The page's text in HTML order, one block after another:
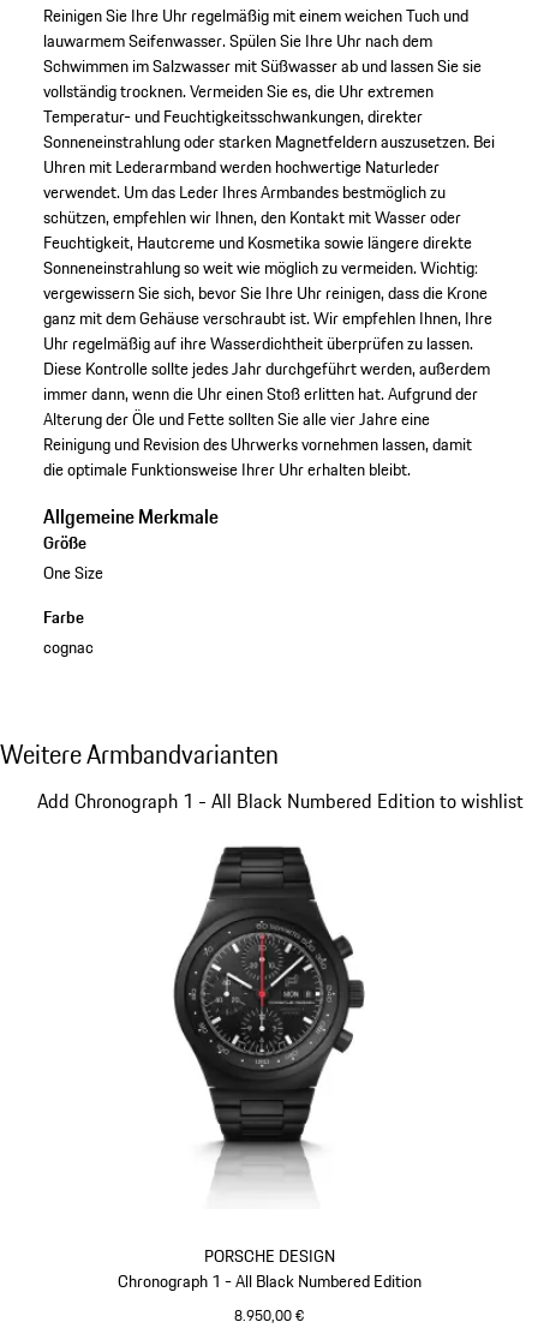
Reinigen Sie Ihre Uhr regelmäßig mit einem weichen Tuch und
lauwarmem Seifenwasser. Spülen Sie Ihre Uhr nach dem
Schwimmen im Salzwasser mit Süßwasser ab und lassen Sie sie
vollständig trocknen. Vermeiden Sie es, die Uhr extremen
Temperatur- und Feuchtigkeitsschwankungen, direkter
Sonneneinstrahlung oder starken Magnetfeldern auszusetzen. Bei
Uhren mit Lederarmband werden hochwertige Naturleder
verwendet. Um das Leder Ihres Armbandes bestmöglich zu
schützen, empfehlen wir Ihnen, den Kontakt mit Wasser oder
Feuchtigkeit, Hautcreme und Kosmetika sowie längere direkte
Sonneneinstrahlung so weit wie möglich zu vermeiden. Wichtig:
vergewissern Sie sich, bevor Sie Ihre Uhr reinigen, dass die Krone
ganz mit dem Gehäuse verschraubt ist. Wir empfehlen Ihnen, Ihre
Uhr regelmäßig auf ihre Wasserdichtheit überprüfen zu lassen.
Diese Kontrolle sollte jedes Jahr durchgeführt werden, außerdem
immer dann, wenn die Uhr einen Stoß erlitten hat. Aufgrund der
Alterung der Öle und Fette sollten Sie alle vier Jahre eine
Reinigung und Revision des Uhrwerks vornehmen lassen, damit
die optimale Funktionsweise Ihrer Uhr erhalten bleibt.
Allgemeine Merkmale
Größe
One Size
Farbe
cognac
Weitere Armbandvarianten
Weitere Armbandvarianten
PORSCHE DESIGN
Chronograph 1 - All Black Numbered Edition
8.950,00 €
Add Chronograph 1 - All Black Numbered Edition to wishlist
Slide 1 von 5